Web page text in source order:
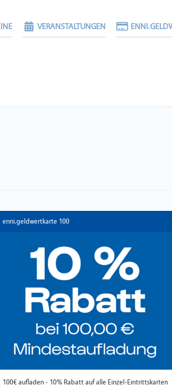
VERANSTALTUNGEN
enni.geldwertkarte 100
100€ aufladen - 10% Rabatt auf alle Einzel-Eintrittskarten